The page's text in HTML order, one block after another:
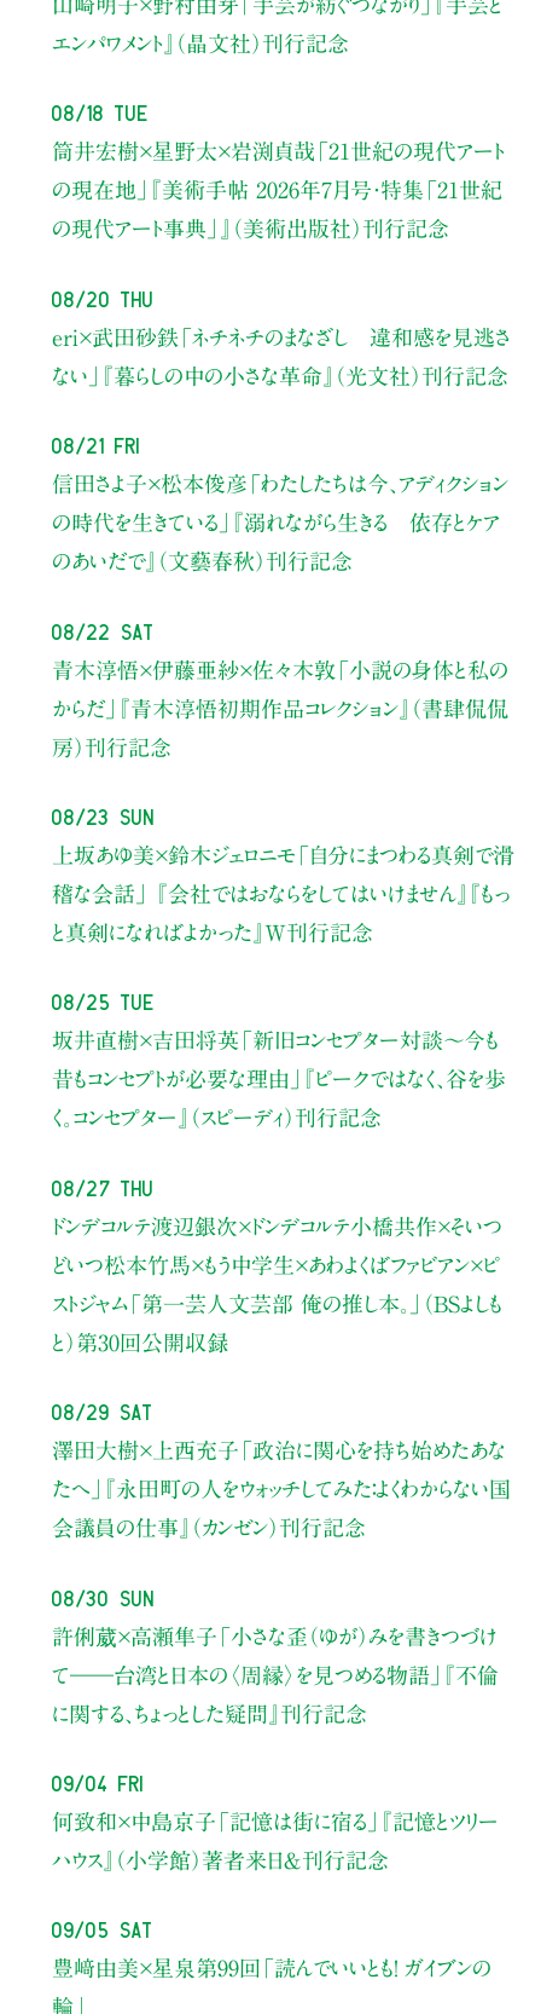
山崎明子×野村由芽 「手芸が紡ぐつながり」
『手芸と
エンパワメント』（晶文社）刊行記念
08/18 Tue
筒井宏樹×星野太×岩渕貞哉 「21世紀の現代アート
の現在地」
『美術手帖 2026年7月号・特集「21世紀
の現代アート事典」』（美術出版社）刊行記念
08/20 Thu
eri×武田砂鉄「ネチネチのまなざし 違和感を見逃さ
ない」
『暮らしの中の小さな革命』（光文社）刊行記念
08/21 Fri
信田さよ子×松本俊彦 「わたしたちは今、アディクション
の時代を生きている」
『溺れながら生きる 依存とケア
のあいだで』（文藝春秋）刊行記念
08/22 Sat
青木淳悟×伊藤亜紗×佐々木敦 「小説の身体と私の
からだ」
『青木淳悟初期作品コレクション』（書肆侃侃
房）刊行記念
08/23 Sun
上坂あゆ美×鈴木ジェロニモ 「自分にまつわる真剣で滑
稽な会話」
『会社ではおならをしてはいけません』『もっ
と真剣になればよかった』W刊行記念
08/25 Tue
坂井直樹×吉田将英「新旧コンセプター対談～今も
昔もコンセプトが必要な理由」
『ピークではなく、谷を歩
く。コンセプター』（スピーディ）刊行記念
08/27 Thu
ドンデコルテ渡辺銀次×ドンデコルテ小橋共作×そいつ
どいつ松本竹馬×もう中学生×あわよくばファビアン×ピ
ストジャム「第一芸人文芸部 俺の推し本。」（BSよしも
と） 第30回公開収録
08/29 Sat
澤田大樹×上西充子 「政治に関心を持ち始めたあな
たへ」
『永田町の人をウォッチしてみた：よくわからない国
会議員の仕事』（カンゼン）刊行記念
08/30 Sun
許俐葳×高瀬隼子 「小さな歪（ゆが）みを書きつづけ
て――台湾と日本の〈周縁〉を見つめる物語」
『不倫
に関する、ちょっとした疑問』刊行記念
09/04 Fri
何致和×中島京子 「記憶は街に宿る」
『記憶とツリー
ハウス』（小学館）著者来日＆刊行記念
09/05 Sat
豊﨑由美×星泉 第99回「読んでいいとも！ ガイブンの
輪」